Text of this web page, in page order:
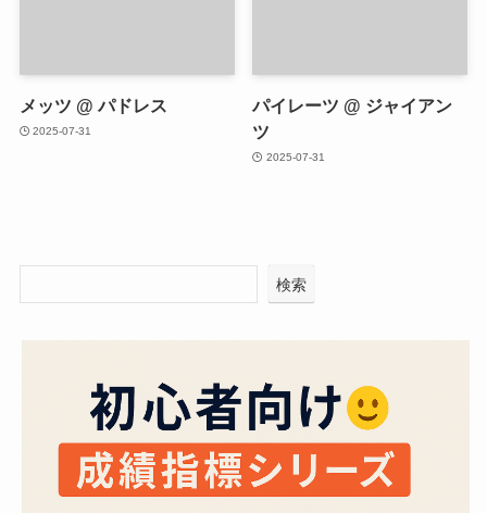
メッツ @ パドレス
2025-07-31
パイレーツ @ ジャイアン
ツ
2025-07-31
検索